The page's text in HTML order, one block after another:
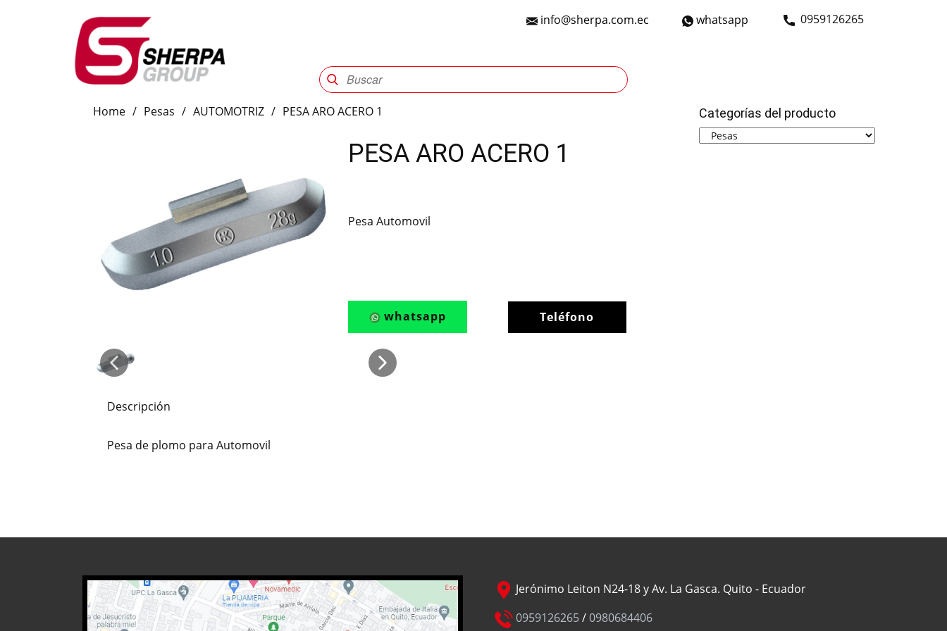
​0959126265
info@sherpa.com.ec
whatsapp
Home / Pesas / AUTOMOTRIZ / PESA ARO ACERO 1
PESA ARO ACERO 1
Pesa Automovil
whatsapp Teléfono
Descripción
Pesa de plomo para Automovil
Categorías del producto
Jerónimo Leiton N24-18 y Av. La Gasca. Quito - Ecuador
0959126265/0980684406